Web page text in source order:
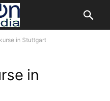
in Stuttgart
in